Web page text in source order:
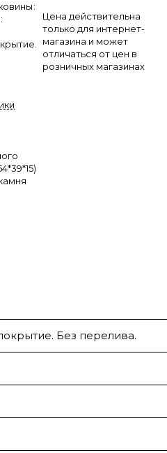
:
Цена действительна
только для интернет-
магазина и может
отличаться от цен в
розничных магазинах
Без перелива.